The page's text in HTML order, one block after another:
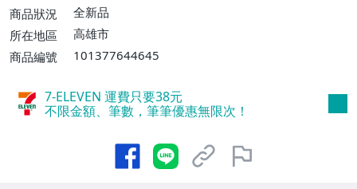
【單件運費$80、消費滿$5000免運費】、
郵局掛號【單件運費$80、消費滿$5000免
商品狀況
全新品
所在地區
高雄市
商品編號
101377644645
7-ELEVEN 運費只要38元
不限金額、筆數，筆筆優惠無限次！